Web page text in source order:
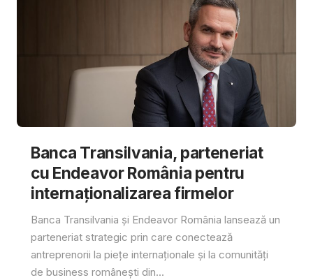
Banca Transilvania, parteneriat
cu Endeavor România pentru
internaționalizarea firmelor
Banca Transilvania și Endeavor România lansează un
parteneriat strategic prin care conectează
antreprenorii la piețe internaționale și la comunități
de business românești din...